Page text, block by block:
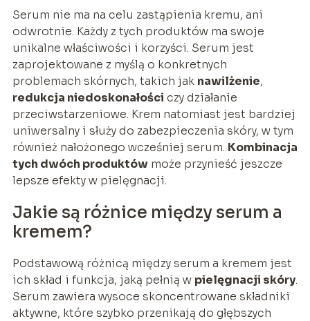
Serum nie ma na celu zastąpienia kremu, ani
odwrotnie. Każdy z tych produktów ma swoje
unikalne właściwości i korzyści. Serum jest
zaprojektowane z myślą o konkretnych
problemach skórnych, takich jak nawilżenie,
redukcja niedoskonałości czy działanie
przeciwstarzeniowe. Krem natomiast jest bardziej
uniwersalny i służy do zabezpieczenia skóry, w tym
również nałożonego wcześniej serum. Kombinacja
tych dwóch produktówmoże przynieść jeszcze
lepsze efekty w pielęgnacji.
Jakie są różnice między serum a
kremem?
Podstawową różnicą między serum a kremem jest
ich skład i funkcja, jaką pełnią w pielęgnacji skóry.
Serum zawiera wysoce skoncentrowane składniki
aktywne, które szybko przenikają do głębszych